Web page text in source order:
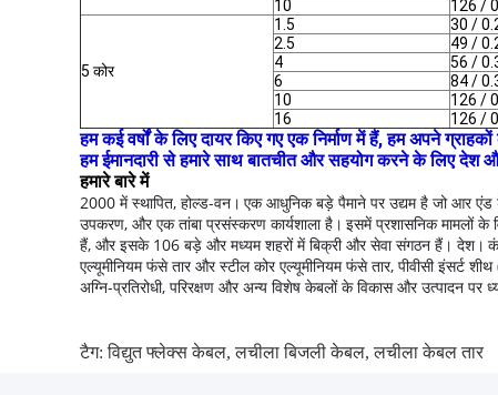
10
126 /
5 कोर
1.5 30 /
2.5
49 /
4
56 /
6
84 /
10
126 /
16
126 /
हम कई वर्षों के लिए दायर किए गए एक निर्माण में हैं, हम अपने
हम ईमानदारी से हमारे साथ बातचीत और सहयोग करने के लिए देश
हमारे बारे में
2000 में स्थापित, होल्ड-वन। एक आधुनिक बड़े पैमाने पर उद्यम है जो आर एंड
उपकरण, और एक तांबा प्रसंस्करण कार्यशाला है। इसमें प्रशासनिक मामलों के
हैं, और इसके 106 बड़े और मध्यम शहरों में बिक्री और सेवा संगठन हैं। देश।
एल्यूमीनियम फंसे तार और स्टील कोर एल्यूमीनियम फंसे तार, पीवीसी
अग्नि-प्रतिरोधी, परिरक्षण और अन्य विशेष केबलों के विकास और उत्पादन पर
टैग:विद्युत फ्लेक्स केबल, लचीला बिजली केबल, लचीला केबल तार